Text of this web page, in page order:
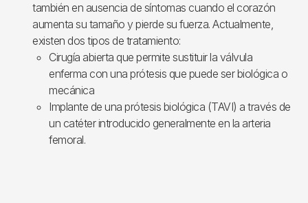
también en ausencia de síntomas cuando el corazón
aumenta su tamaño y pierde su fuerza. Actualmente,
existen dos tipos de tratamiento:
Cirugía abierta que permite sustituir la válvula
enferma con una prótesis que puede ser biológica o
mecánica
Implante de una prótesis biológica (TAVI) a través de
un catéter introducido generalmente en la arteria
femoral.